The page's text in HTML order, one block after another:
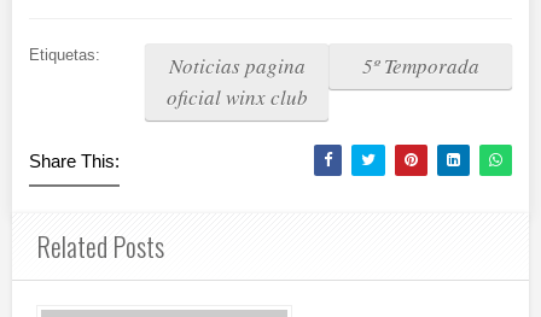
Etiquetas: 5º Temporada
Noticias pagina
oficial winx club
Share This:
Related Posts